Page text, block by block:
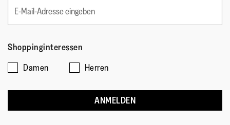
Sohlen-Material:
Rutschfester Gummi
Sohlentechnologie: WonderWelly™ Toddler
Shoppinginteressen
Damen
Herren
ANMELDEN